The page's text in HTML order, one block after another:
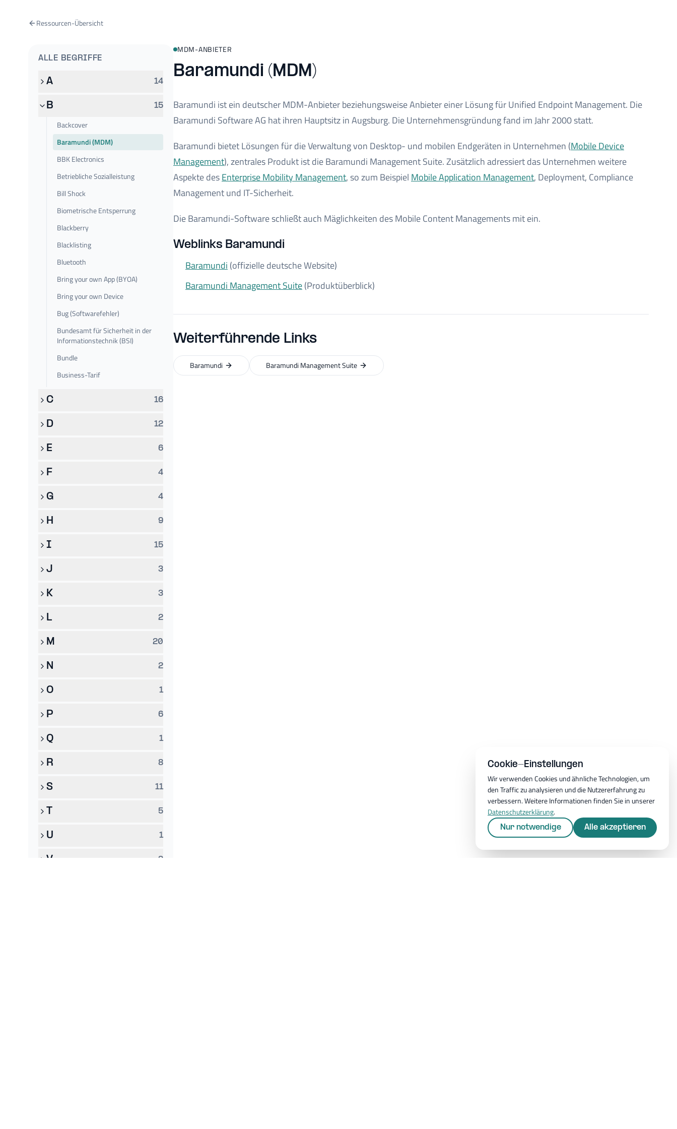
Ressourcen-Übersicht
ALLE BEGRIFFE
A 14
B 15
Backcover
Baramundi (MDM)
BBK Electronics
Betriebliche Sozialleistung
Bill Shock
Biometrische Entsperrung
Blackberry
Blacklisting
Bluetooth
Bring your own App (BYOA)
Bring your own Device
Bug (Softwarefehler)
Bundesamt für Sicherheit in der
Informationstechnik (BSI)
Bundle
Business-Tarif
C 16
D 12
E 6
F 4
G 4
H 9
I 15
J 3
K 3
L 2
M 20
N 2
O 1
P 6
Q 1
R 8
S 11
T 5
U 1
V 3
MDM-ANBIETER
Baramundi (MDM)
Baramundi ist ein deutscher MDM-Anbieter beziehungsweise Anbieter einer Lösung für Unified Endpoint Management. Die
Baramundi Software AG hat ihren Hauptsitz in Augsburg. Die Unternehmensgründung fand im Jahr 2000 statt.
Baramundi bietet Lösungen für die Verwaltung von Desktop- und mobilen Endgeräten in Unternehmen (Mobile Device
Management), zentrales Produkt ist die Baramundi Management Suite. Zusätzlich adressiert das Unternehmen weitere
Aspekte desEnterprise Mobility Management, so zum Beispiel Mobile Application Management, Deployment, Compliance
Management und IT-Sicherheit.
Die Baramundi-Software schließt auch Mäglichkeiten des Mobile Content Managements mit ein.
Weblinks Baramundi
Baramundi (offizielle deutsche Website)
Baramundi Management Suite(Produktüberblick)
Weiterführende Links
Baramundi Baramundi Management Suite
Cookie-Einstellungen
Wir verwenden Cookies und ähnliche Technologien, um
den Traffic zu analysieren und die Nutzererfahrung zu
verbessern. Weitere Informationen finden Sie in unserer
Datenschutzerklärung.
Nur notwendige Alle akzeptieren